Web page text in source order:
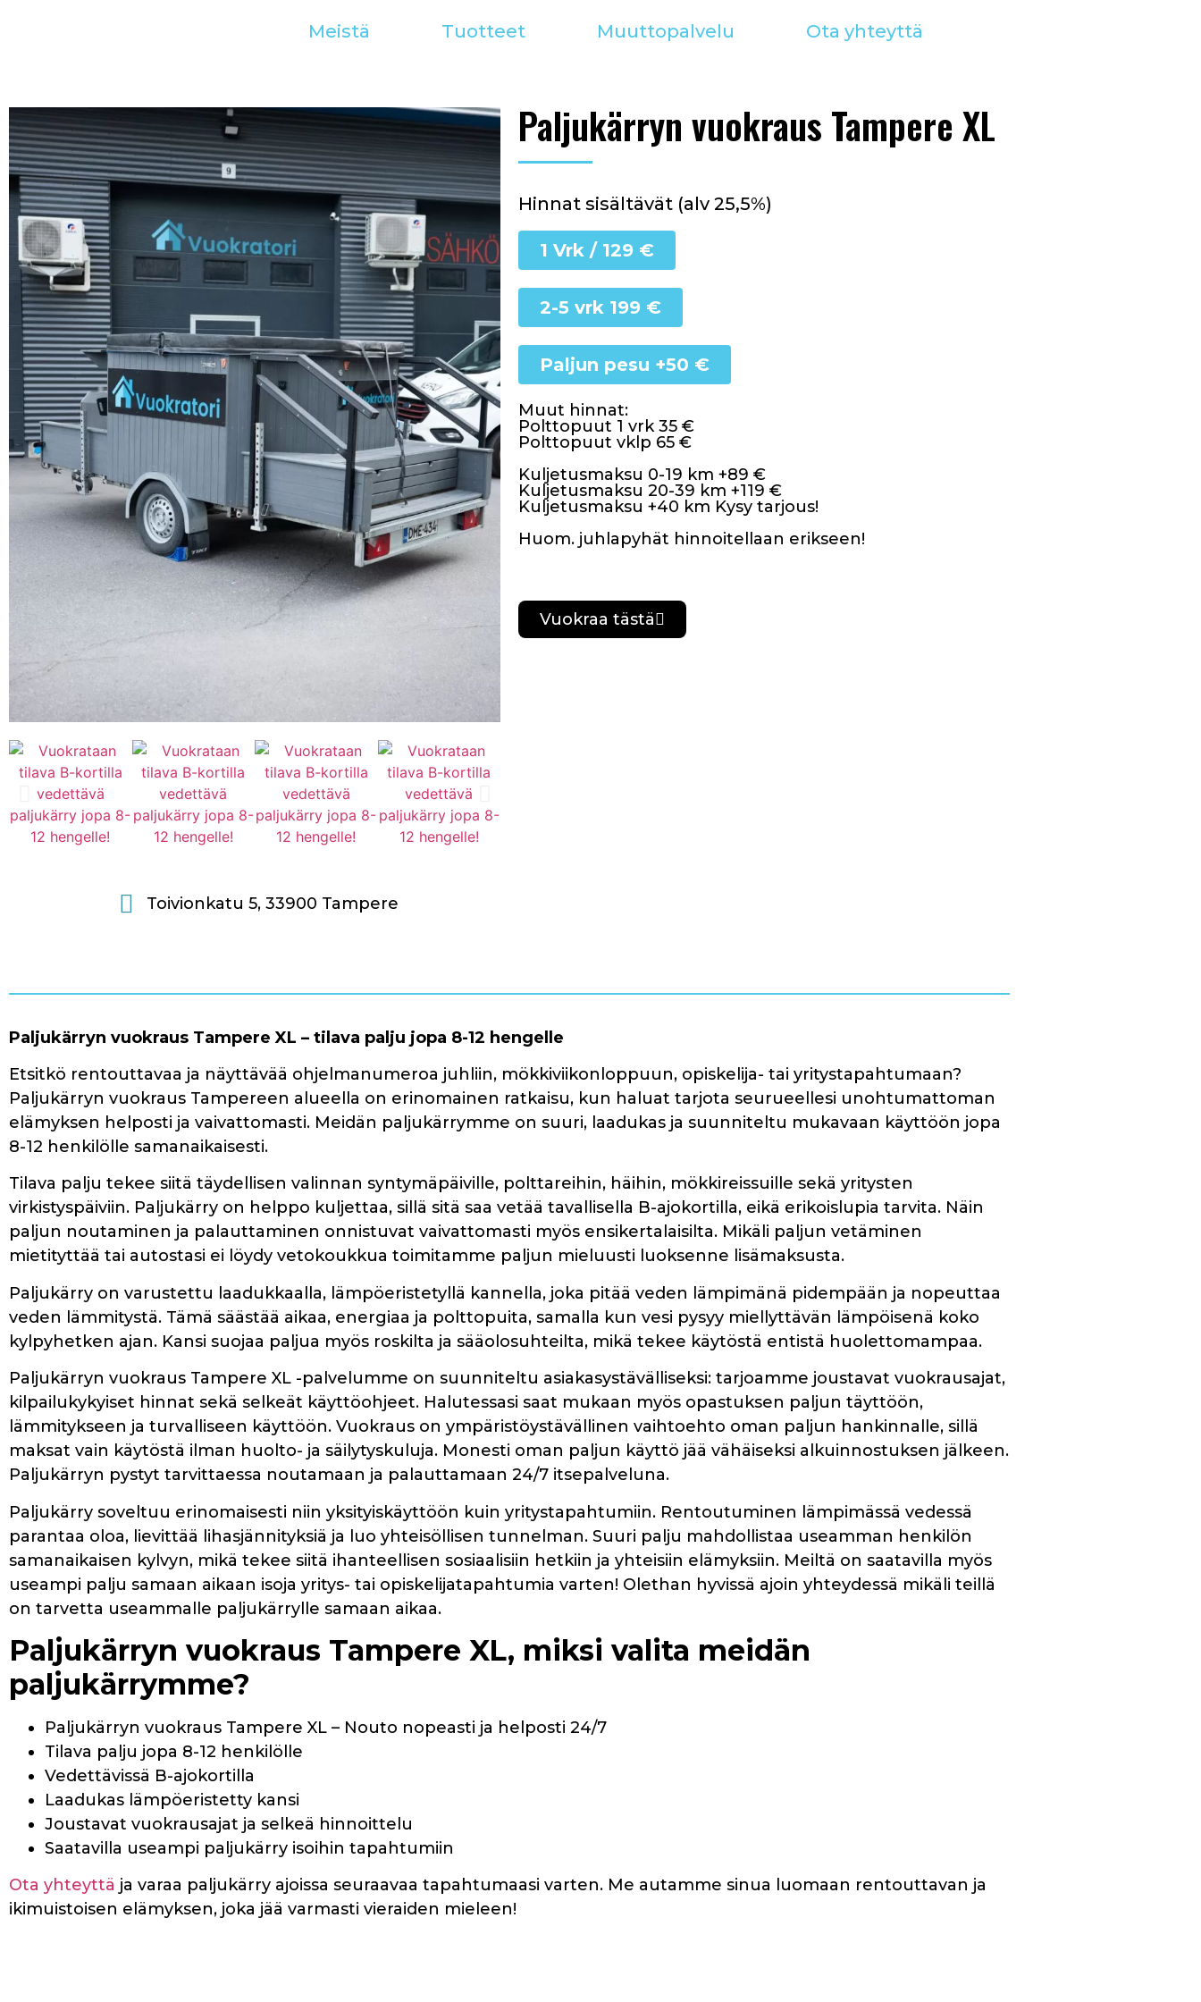
Meistä Tuotteet Muuttopalvelu Ota yhteyttä
Toivionkatu 5, 33900 Tampere
Paljukärryn vuokraus Tampere XL
Hinnat sisältävät (alv 25,5%)
1 Vrk / 129 €
2-5 vrk 199 €
Paljun pesu +50 €
Muut hinnat:
Polttopuut 1 vrk 35 €
Polttopuut vklp 65 €
Kuljetusmaksu 0-19 km +89 €
Kuljetusmaksu 20-39 km +119 €
Kuljetusmaksu +40 km Kysy tarjous!
Huom. juhlapyhät hinnoitellaan erikseen!
Vuokraa tästä
Paljukärryn vuokraus Tampere XL – tilava palju jopa 8-12 hengelle
Etsitkö rentouttavaa ja näyttävää ohjelmanumeroa juhliin, mökkiviikonloppuun, opiskelija- tai yritystapahtumaan?
Paljukärryn vuokraus Tampereen alueella on erinomainen ratkaisu, kun haluat tarjota seurueellesi unohtumattoman
elämyksen helposti ja vaivattomasti. Meidän paljukärrymme on suuri, laadukas ja suunniteltu mukavaan käyttöön jopa
8-12 henkilölle samanaikaisesti.
Tilava palju tekee siitä täydellisen valinnan syntymäpäiville, polttareihin, häihin, mökkireissuille sekä yritysten
virkistyspäiviin. Paljukärry on helppo kuljettaa, sillä sitä saa vetää tavallisella B-ajokortilla, eikä erikoislupia tarvita. Näin
paljun noutaminen ja palauttaminen onnistuvat vaivattomasti myös ensikertalaisilta. Mikäli paljun vetäminen
mietityttää tai autostasi ei löydy vetokoukkua toimitamme paljun mieluusti luoksenne lisämaksusta.
Paljukärry on varustettu laadukkaalla, lämpöeristetyllä kannella, joka pitää veden lämpimänä pidempään ja nopeuttaa
veden lämmitystä. Tämä säästää aikaa, energiaa ja polttopuita, samalla kun vesi pysyy miellyttävän lämpöisenä koko
kylpyhetken ajan. Kansi suojaa paljua myös roskilta ja sääolosuhteilta, mikä tekee käytöstä entistä huolettomampaa.
Paljukärryn vuokraus Tampere XL -palvelumme on suunniteltu asiakasystävälliseksi: tarjoamme joustavat vuokrausajat,
kilpailukykyiset hinnat sekä selkeät käyttöohjeet. Halutessasi saat mukaan myös opastuksen paljun täyttöön,
lämmitykseen ja turvalliseen käyttöön. Vuokraus on ympäristöystävällinen vaihtoehto oman paljun hankinnalle, sillä
maksat vain käytöstä ilman huolto- ja säilytyskuluja. Monesti oman paljun käyttö jää vähäiseksi alkuinnostuksen jälkeen.
Paljukärryn pystyt tarvittaessa noutamaan ja palauttamaan 24/7 itsepalveluna.
Paljukärry soveltuu erinomaisesti niin yksityiskäyttöön kuin yritystapahtumiin. Rentoutuminen lämpimässä vedessä
parantaa oloa, lievittää lihasjännityksiä ja luo yhteisöllisen tunnelman. Suuri palju mahdollistaa useamman henkilön
samanaikaisen kylvyn, mikä tekee siitä ihanteellisen sosiaalisiin hetkiin ja yhteisiin elämyksiin. Meiltä on saatavilla myös
useampi palju samaan aikaan isoja yritys- tai opiskelijatapahtumia varten! Olethan hyvissä ajoin yhteydessä mikäli teillä
on tarvetta useammalle paljukärrylle samaan aikaa.
Paljukärryn vuokraus Tampere XL, miksi valita meidän
paljukärrymme?
Paljukärryn vuokraus Tampere XL – Nouto nopeasti ja helposti 24/7
Tilava palju jopa 8-12 henkilölle
Vedettävissä B-ajokortilla
Laadukas lämpöeristetty kansi
Joustavat vuokrausajat ja selkeä hinnoittelu
Saatavilla useampi paljukärry isoihin tapahtumiin
Ota yhteyttä ja varaa paljukärry ajoissa seuraavaa tapahtumaasi varten. Me autamme sinua luomaan rentouttavan ja
ikimuistoisen elämyksen, joka jää varmasti vieraiden mieleen!